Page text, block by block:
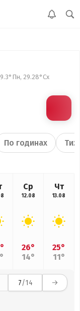
29.28°Сх
По годинах
Ср
12.08
26°
14°
Чт
13.08
25°
11°
7/14